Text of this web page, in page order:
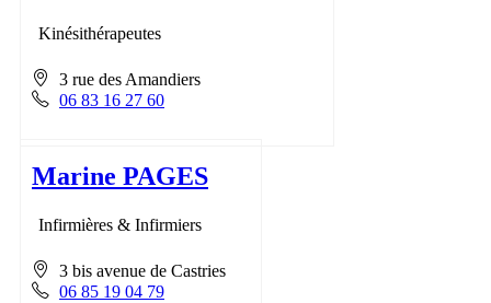
Kinésithérapeutes
3 rue des Amandiers
06 83 16 27 60
Marine PAGES
Infirmières & Infirmiers
3 bis avenue de Castries
06 85 19 04 79